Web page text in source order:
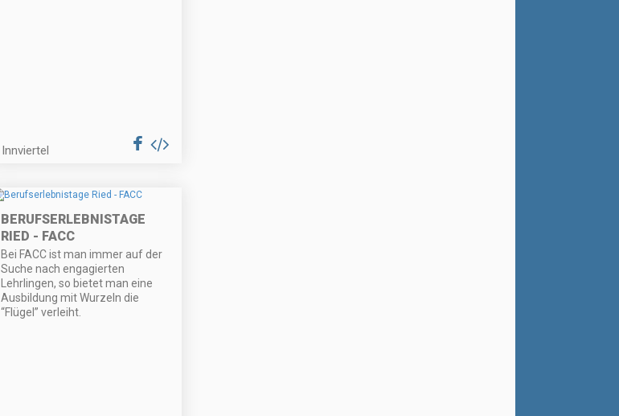
Innviertel
BERUFSERLEBNISTAGE
RIED - FACC
Bei FACC ist man immer auf der
Suche nach engagierten
Lehrlingen, so bietet man eine
Ausbildung mit Wurzeln die
“Flügel” verleiht.